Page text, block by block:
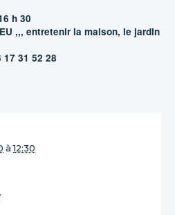
h 30
la maison, le jardin
31 52 28
à12:30